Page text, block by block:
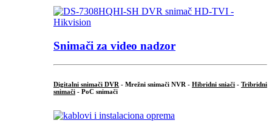
Snimači za video nadzor
Digitalni snimači DVR - Mrežni snimači NVR - Hibridni sniači - Tribridni
snimači - PoC snimači